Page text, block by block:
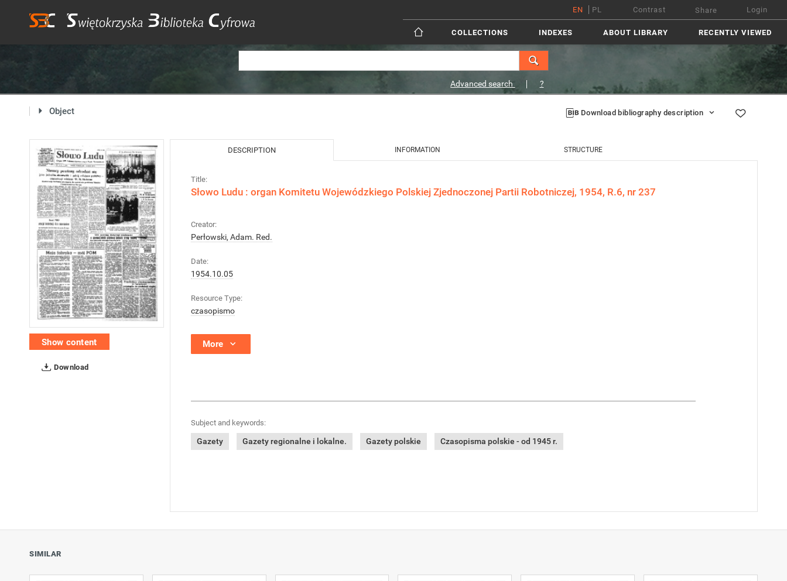
EN PL Contrast Share Login
COLLECTIONS INDEXES ABOUT LIBRARY RECENTLY VIEWED
Advanced search ?
Object Download bibliography description
Show content
Download
DESCRIPTION INFORMATION STRUCTURE
Title:
Słowo Ludu : organ Komitetu Wojewódzkiego Polskiej Zjednoczonej Partii Robotniczej, 1954, R.6, nr 237
Creator:
Perłowski, Adam. Red.
Date:
1954.10.05
Resource Type:
czasopismo
More
Subject and keywords:
Gazety Gazety regionalne i lokalne. Gazety polskie Czasopisma polskie - od 1945 r.
SIMILAR